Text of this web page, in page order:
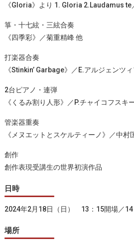
《Gloria》より 1. Gloria 2.Laudamus te
箏・⼗七絃・三絃合奏
《四季彩》／菊重精峰 他
打楽器合奏
《Stinkinʼ Garbage》／E.アルジェンツ
2台ピアノ・連弾
《くるみ割り⼈形》／P.チャイコフスキ
管楽器重奏
《メヌエットとスケルティーノ》／中村
創作
創作表現受講⽣の世界初演作品
日時
2024年2月18日（日） 13：15開場／14
場所